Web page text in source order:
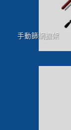
手動篩網擔架